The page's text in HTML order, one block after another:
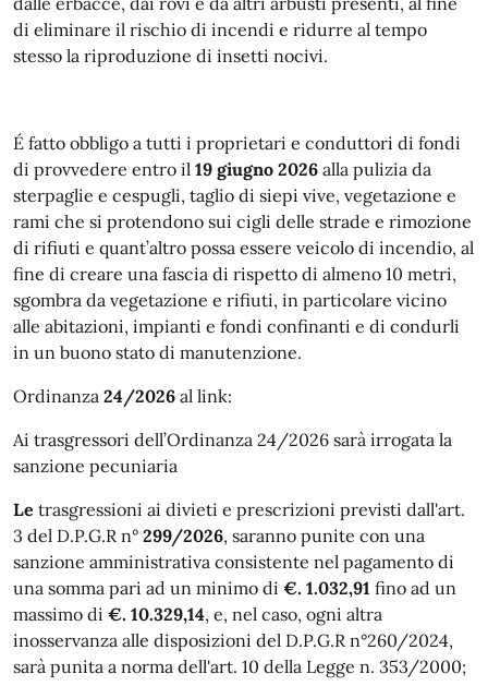
di eliminare il rischio di incendi e ridurre al tempo
stesso la riproduzione di insetti nocivi.
É fatto obbligo a tutti i proprietari e conduttori di fondi
di provvedere entro il 19 giugno 2026 alla pulizia da
sterpaglie e cespugli, taglio di siepi vive, vegetazione e
rami che si protendono sui cigli delle strade e rimozione
di rifiuti e quant’altro possa essere veicolo di incendio, al
fine di creare una fascia di rispetto di almeno 10 metri,
sgombra da vegetazione e rifiuti, in particolare vicino
alle abitazioni, impianti e fondi confinanti e di condurli
in un buono stato di manutenzione.
Ordinanza 24/2026 al link:
Ai trasgressori dell’Ordinanza 24/2026 sarà irrogata la
sanzione pecuniaria
Le trasgressioni ai divieti e prescrizioni previsti dall'art.
3 del D.P.G.R n° 299/2026, saranno punite con una
sanzione amministrativa consistente nel pagamento di
una somma pari ad un minimo di €. 1.032,91 fino ad un
massimo di €. 10.329,14, e, nel caso, ogni altra
inosservanza alle disposizioni del D.P.G.R n°260/2024,
sarà punita a norma dell'art. 10 della Legge n. 353/2000;